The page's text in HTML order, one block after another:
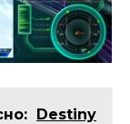
Destiny